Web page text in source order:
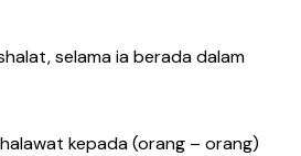
selama ia berada dalam
kepada (orang – orang)